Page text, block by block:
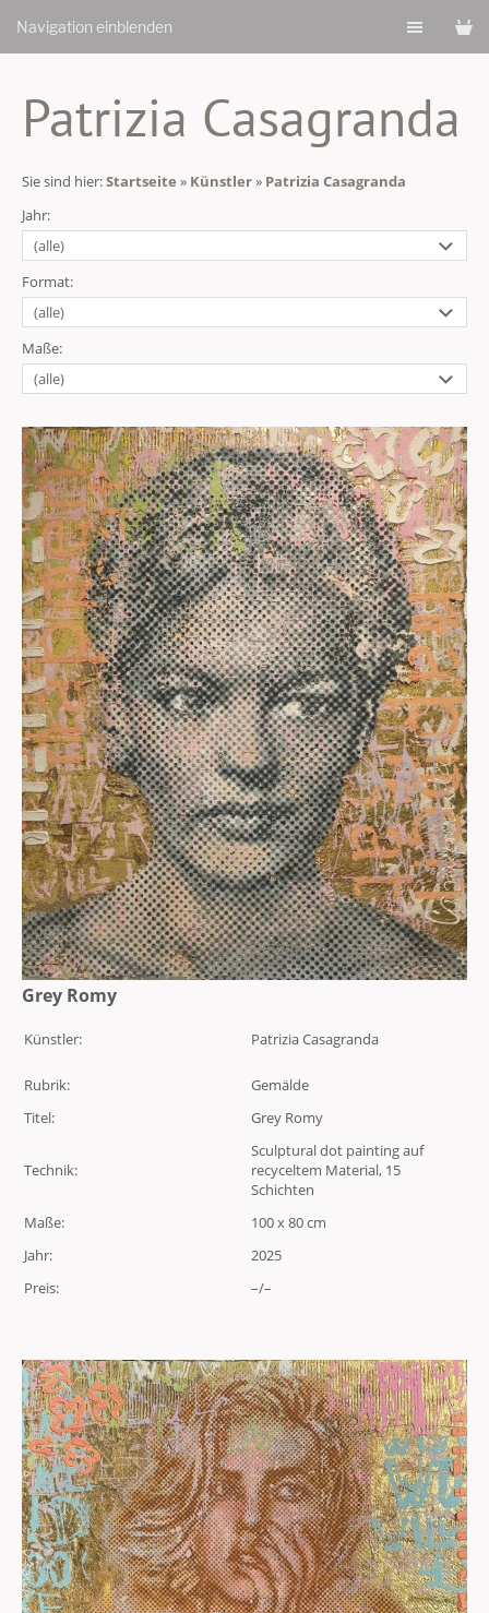
Navigation einblenden
Patrizia Casagranda
Sie sind hier:Startseite » Künstler» Patrizia Casagranda
Jahr:
Format:
Maße:
Grey Romy
Künstler: Patrizia Casagranda
Rubrik:
Gemälde
Titel:
Grey Romy
Technik:
Sculptural dot painting auf
recyceltem Material, 15
Schichten
Maße:
100 x 80 cm
Jahr:
2025
Preis:
–/–